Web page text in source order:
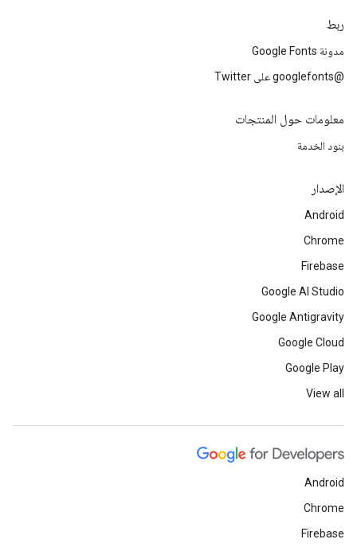
ربط
مدونة Google Fonts
@googlefonts على Twitter
معلومات حول المنتجات
بنود الخدمة
الإصدار
Android
Chrome
Firebase
Google AI Studio
Google Antigravity
Google Cloud
Google Play
View all
Android
Chrome
Firebase